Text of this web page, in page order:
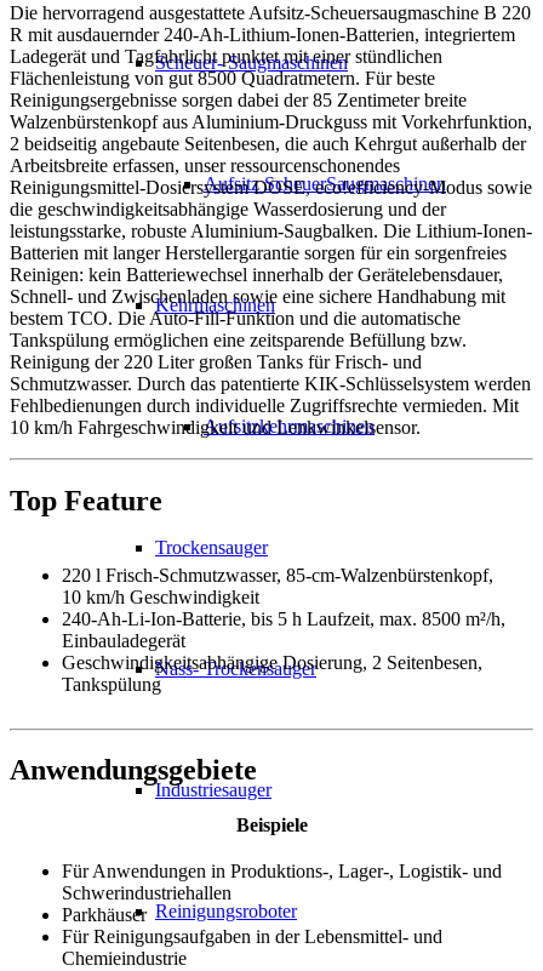
Scheuer- Saugmaschinen
Aufsitz ScheuerSaugmaschinen
Kehrmaschinen
Aufsitzkehrmaschinen
Trockensauger
Nass- Trockensauger
Industriesauger
Reinigungsroboter
Die hervorragend ausgestattete Aufsitz-Scheuersaugmaschine B 220
R mit ausdauernder 240-Ah-Lithium-Ionen-Batterien, integriertem
Ladegerät und Tagfahrlicht punktet mit einer stündlichen
Flächenleistung von gut 8500 Quadratmetern. Für beste
Reinigungsergebnisse sorgen dabei der 85 Zentimeter breite
Walzenbürstenkopf aus Aluminium-Druckguss mit Vorkehrfunktion,
2 beidseitig angebaute Seitenbesen, die auch Kehrgut außerhalb der
Arbeitsbreite erfassen, unser ressourcenschonendes
Reinigungsmittel-Dosiersystem DOSE, eco!efficiency-Modus sowie
die geschwindigkeitsabhängige Wasserdosierung und der
leistungsstarke, robuste Aluminium-Saugbalken. Die Lithium-Ionen-
Batterien mit langer Herstellergarantie sorgen für ein sorgenfreies
Reinigen: kein Batteriewechsel innerhalb der Gerätelebensdauer,
Schnell- und Zwischenladen sowie eine sichere Handhabung mit
bestem TCO. Die Auto-Fill-Funktion und die automatische
Tankspülung ermöglichen eine zeitsparende Befüllung bzw.
Reinigung der 220 Liter großen Tanks für Frisch- und
Schmutzwasser. Durch das patentierte KIK-Schlüsselsystem werden
Fehlbedienungen durch individuelle Zugriffsrechte vermieden. Mit
10 km/h Fahrgeschwindigkeit und Lenkwinkelsensor.
Top Feature
220 l Frisch-Schmutzwasser, 85-cm-Walzenbürstenkopf,
10 km/h Geschwindigkeit
240-Ah-Li-Ion-Batterie, bis 5 h Laufzeit, max. 8500 m²/h,
Einbauladegerät
Geschwindigkeitsabhängige Dosierung, 2 Seitenbesen,
Tankspülung
Anwendungsgebiete
Beispiele
Für Anwendungen in Produktions-, Lager-, Logistik- und
Schwerindustriehallen
Parkhäuser
Für Reinigungsaufgaben in der Lebensmittel- und
Chemieindustrie